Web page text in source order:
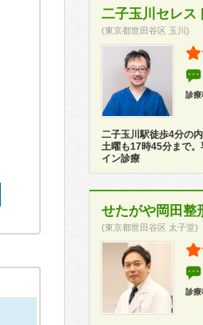
二子玉川セレス
(東京都世田谷区 玉川)
診療
二子玉川駅徒歩4分の
土曜も17時45分まで
イン診療
せたがや岡田整
(東京都世田谷区 太子堂)
診療